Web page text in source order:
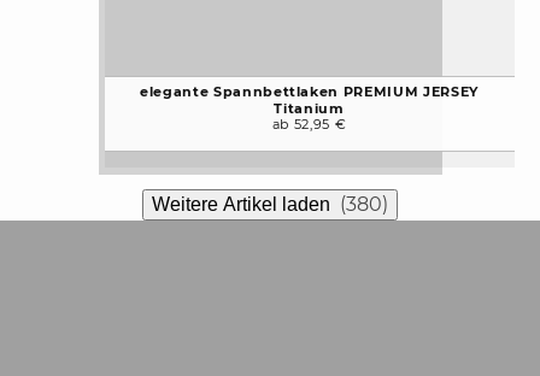
elegante Spannbettlaken PREMIUM JERSEY
Titanium
ab 52,95 €
Weitere Artikel laden (380)